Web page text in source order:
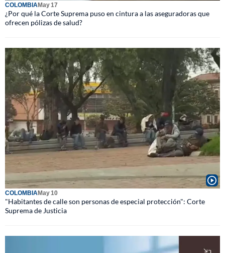
COLOMBIAMay 17
¿Por qué la Corte Suprema puso en cintura a las aseguradoras que
ofrecen pólizas de salud?
COLOMBIAMay 10
"Habitantes de calle son personas de especial protección": Corte
Suprema de Justicia